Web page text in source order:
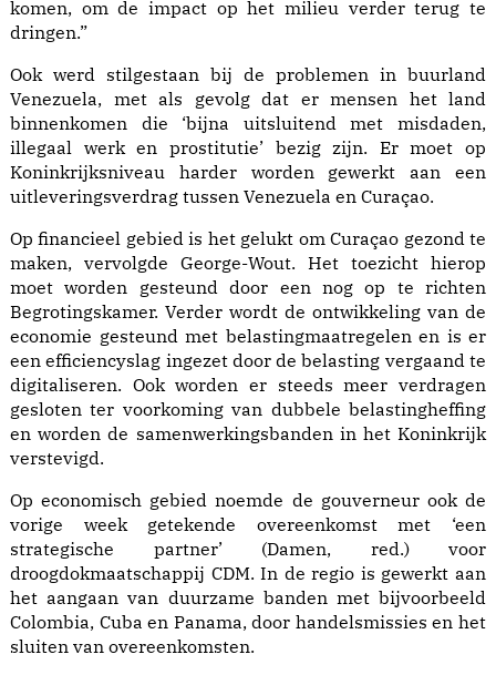
komen, om de impact op het milieu verder terug te
dringen.”
Ook werd stilgestaan bij de problemen in buurland
Venezuela, met als gevolg dat er mensen het land
binnenkomen die ‘bijna uitsluitend met misdaden,
illegaal werk en prostitutie’ bezig zijn. Er moet op
Koninkrijksniveau harder worden gewerkt aan een
uitleveringsverdrag tussen Venezuela en Curaçao.
Op financieel gebied is het gelukt om Curaçao gezond te
maken, vervolgde George-Wout. Het toezicht hierop
moet worden gesteund door een nog op te richten
Begrotingskamer. Verder wordt de ontwikkeling van de
economie gesteund met belastingmaatregelen en is er
een efficiencyslag ingezet door de belasting vergaand te
digitaliseren. Ook worden er steeds meer verdragen
gesloten ter voorkoming van dubbele belastingheffing
en worden de samenwerkingsbanden in het Koninkrijk
verstevigd.
Op economisch gebied noemde de gouverneur ook de
vorige week getekende overeenkomst met ‘een
strategische partner’ (Damen, red.) voor
droogdokmaatschappij CDM. In de regio is gewerkt aan
het aangaan van duurzame banden met bijvoorbeeld
Colombia, Cuba en Panama, door handelsmissies en het
sluiten van overeenkomsten.